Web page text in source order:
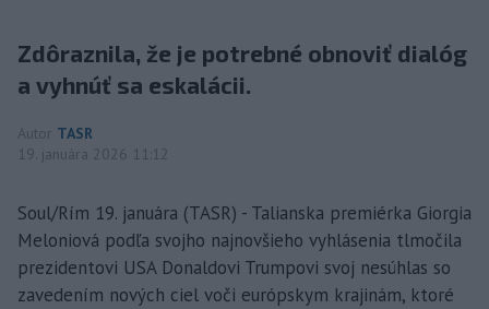
Zdôraznila, že je potrebné obnoviť dialóg
a vyhnúť sa eskalácii.
Autor TASR
19. januára 2026 11:12
Soul/Rím 19. januára (TASR) - Talianska premiérka Giorgia
Meloniová podľa svojho najnovšieho vyhlásenia tlmočila
prezidentovi USA Donaldovi Trumpovi svoj nesúhlas so
zavedením nových ciel voči európskym krajinám, ktoré